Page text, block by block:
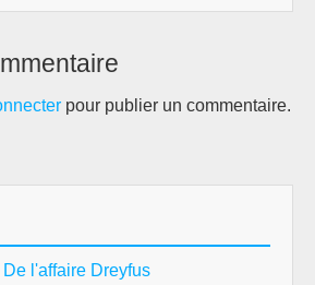
pour publier un commentaire.
l'affaire Dreyfus